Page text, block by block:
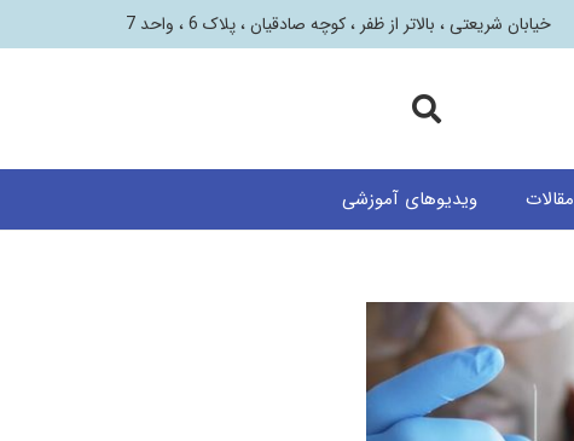
خیابان شریعتی ، بالاتر از ظفر ، کوچه صادقیان ، پلاک 6 ، واحد 7
مقالات ویدیوهای آموزشی